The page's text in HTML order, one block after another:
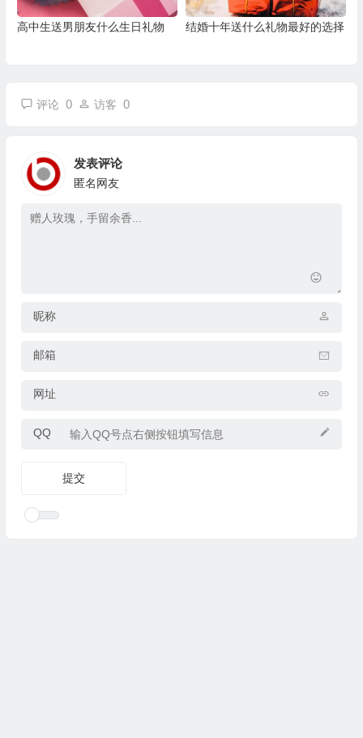
高中生送男朋友什么生日礼物 结婚十年送什么礼物最好的选择
评论 0 访客 0
发表评论
匿名网友
昵称
邮箱
网址
QQ